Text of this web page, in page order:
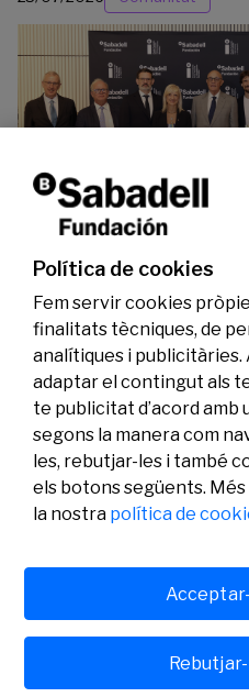
La Fundació Banc
investigadors en els
genoma i l’energia neta
Legal
Avís legal
Activitat
Política de cookies
Fem servir cookies
finalitats tècniques, de
analítiques i
adaptar el contingut als
te publicitat d’acord amb
segons la manera com
les, rebutjar-les i també
els botons següents.
la nostra política de